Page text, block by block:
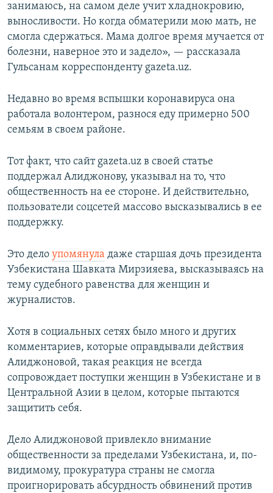
занимаюсь, на самом деле учит хладнокровию,
выносливости. Но когда обматерили мою мать, не
смогла сдержаться. Мама долгое время мучается от
болезни, наверное это и задело», — рассказала
Гульсанам корреспонденту gazeta.uz.
Недавно во время вспышки коронавируса она
работала волонтером, разнося еду примерно 500
семьям в своем районе.
Тот факт, что сайт gazeta.uz в своей статье
поддержал Алиджонову, указывал на то, что
общественность на ее стороне. И действительно,
пользователи соцсетей массово высказывались в ее
поддержку.
Это дело упомянула даже старшая дочь президента
Узбекистана Шавката Мирзияева, высказываясь на
тему судебного равенства для женщин и
журналистов.
Хотя в социальных сетях было много и других
комментариев, которые оправдывали действия
Алиджоновой, такая реакция не всегда
сопровождает поступки женщин в Узбекистане и в
Центральной Азии в целом, которые пытаются
защитить себя.
Дело Алиджоновой привлекло внимание
общественности за пределами Узбекистана, и, по-
видимому, прокуратура страны не смогла
проигнорировать абсурдность обвинений против